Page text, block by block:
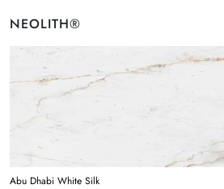
NEOLITH®
Abu Dhabi White Silk